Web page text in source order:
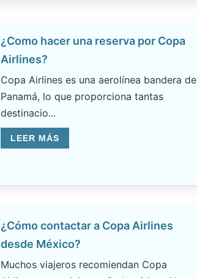
¿Como hacer una reserva por Copa
Airlines?
Copa Airlines es una aerolínea bandera de
Panamá, lo que proporciona tantas
destinacio...
LEER MÁS
¿Cómo contactar a Copa Airlines
desde México?
Muchos viajeros recomiendan Copa